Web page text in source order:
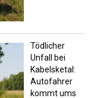
Tödlicher
Unfall bei
Kabelsketal:
Autofahrer
kommt ums